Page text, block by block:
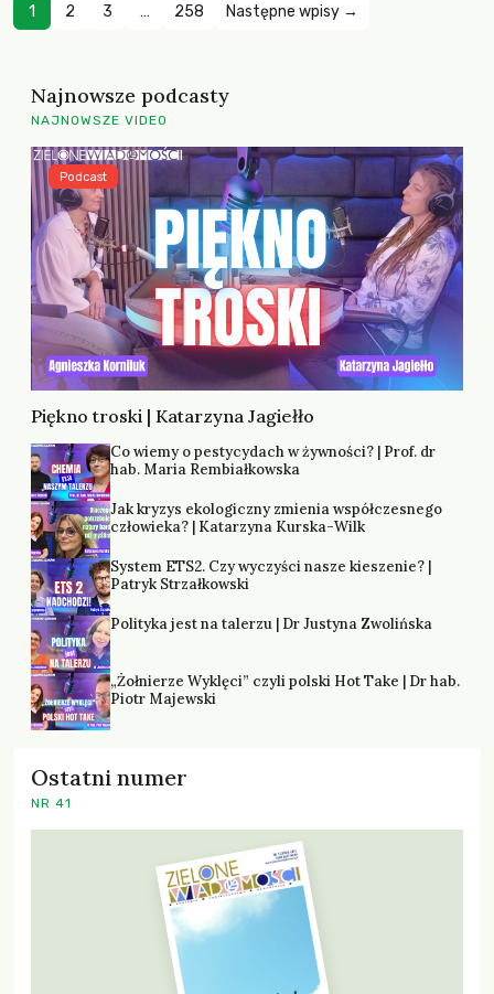
1 2 3 … 258 Następne wpisy →
Najnowsze podcasty
NAJNOWSZE VIDEO
Piękno troski | Katarzyna Jagiełło
Podcast
Co wiemy o pestycydach w żywności? | Prof. dr
hab. Maria Rembiałkowska
Jak kryzys ekologiczny zmienia współczesnego
człowieka? | Katarzyna Kurska-Wilk
System ETS2. Czy wyczyści nasze kieszenie? |
Patryk Strzałkowski
Polityka jest na talerzu | Dr Justyna Zwolińska
„Żołnierze Wyklęci” czyli polski Hot Take | Dr hab.
Piotr Majewski
Ostatni numer
NR 41